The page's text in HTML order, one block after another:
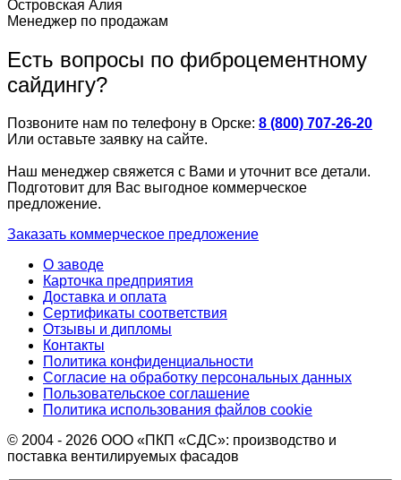
Островская Алия
Менеджер по продажам
Есть вопросы по фиброцементному
сайдингу?
Позвоните нам по телефону в Орске: 8 (800) 707-26-20
Или оставьте заявку на сайте.
Наш менеджер свяжется с Вами и уточнит все детали.
Подготовит для Вас выгодное коммерческое
предложение.
Заказать коммерческое предложение
О заводе
Карточка предприятия
Доставка и оплата
Сертификаты соответствия
Отзывы и дипломы
Контакты
Политика конфиденциальности
Согласие на обработку персональных данных
Пользовательское соглашение
Политика использования файлов cookie
© 2004 - 2026 ООО «ПКП «СДС»: производство и
поставка вентилируемых фасадов